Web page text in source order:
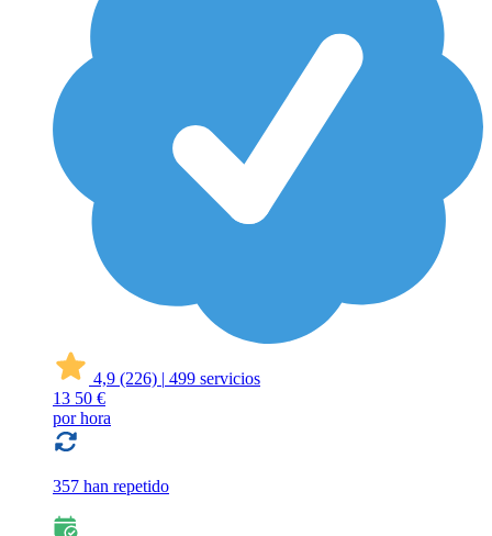
4,9 (226) | 499 servicios
13 50 €
por hora
357 han repetido